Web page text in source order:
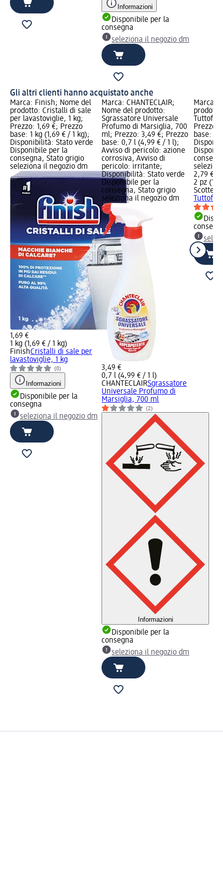
Informazioni
Disponibile per la
consegna
seleziona il negozio dm
Gli altri clienti hanno acquistato anche
Marca: Finish; Nome del
prodotto: Cristalli di sale
per lavastoviglie, 1 kg;
Prezzo: 1,69 €; Prezzo
base: 1 kg (1,69 € / 1 kg);
Disponibilità: Stato verde
Disponibile per la
consegna, Stato grigio
seleziona il negozio dm
1,69 €
1 kg (1,69 € / 1 kg)
FinishCristalli di sale per
lavastoviglie, 1 kg
(0)
Informazioni
Disponibile per la
consegna
seleziona il negozio dm
Marca: CHANTECLAIR;
Nome del prodotto:
Sgrassatore Universale
Profumo di Marsiglia, 700
ml; Prezzo: 3,49 €; Prezzo
base: 0,7 l (4,99 € / 1 l);
Avviso di pericolo: azione
corrosiva, Avviso di
pericolo: irritante;
Disponibilità: Stato verde
Disponibile per la
consegna, Stato grigio
seleziona il negozio dm
3,49 €
0,7 l (4,99 € / 1 l)
CHANTECLAIRSgrassatore
Universale Profumo di
Marsiglia, 700 ml
(2)
Informazioni
Disponibile per la
consegna
seleziona il negozio dm
Marca:
Prezzo:
base: 2
2,79 €
2 pz
Scottex